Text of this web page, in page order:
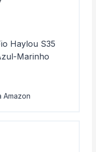
Haylou S35
Marinho
Amazon